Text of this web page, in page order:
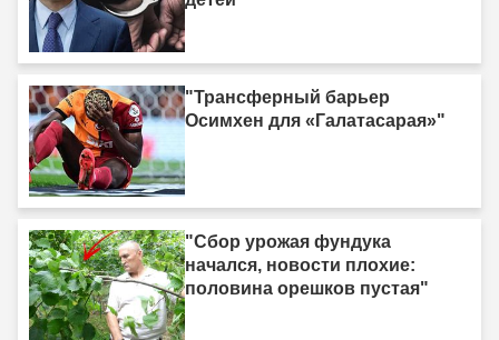
"Трансферный барьер
Осимхен для «Галатасарая»"
"Сбор урожая фундука
начался, новости плохие:
половина орешков пустая"